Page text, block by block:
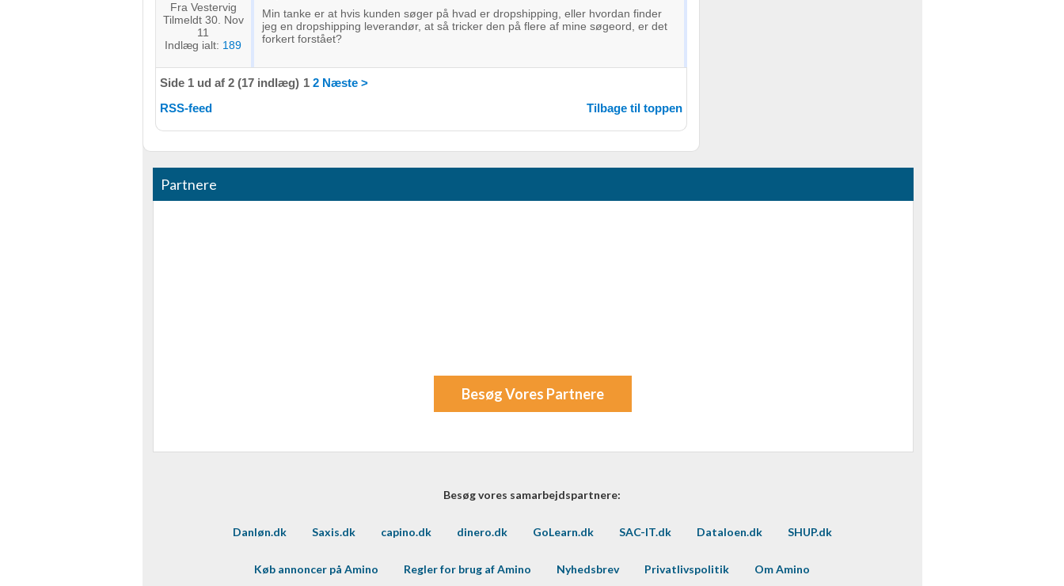
Fra Vestervig
Tilmeldt 30. Nov
11
Indlæg ialt: 189
Min tanke er at hvis kunden søger på hvad er dropshipping, eller hvordan finder
jeg en dropshipping leverandør, at så tricker den på flere af mine søgeord, er det
forkert forstået?
Side 1 ud af 2 (17 indlæg) 1 2 Næste >
RSS-feed
Tilbage til toppen
Partnere
Besøg Vores Partnere
Besøg vores samarbejdspartnere:
Danløn.dk Saxis.dk capino.dk dinero.dk GoLearn.dk SAC-IT.dk Dataloen.dk SHUP.dk
Køb annoncer på Amino Regler for brug af Amino Nyhedsbrev Privatlivspolitik Om Amino